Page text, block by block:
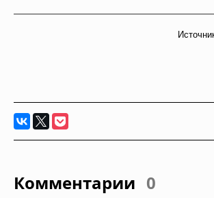
Комментарии 0